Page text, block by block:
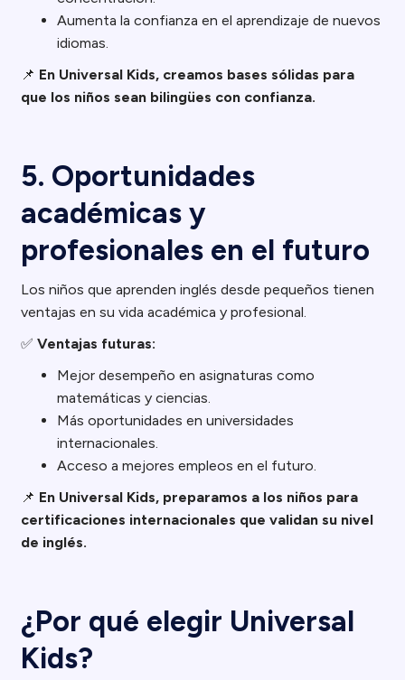
Aumenta la confianza en el aprendizaje de nuevos
idiomas.
📌 En Universal Kids, creamos bases sólidas para
que los niños sean bilingües con confianza.
5. Oportunidades
académicas y
profesionales en el futuro
Los niños que aprenden inglés desde pequeños tienen
ventajas en su vida académica y profesional.
✅Ventajas futuras:
Mejor desempeño en asignaturas como
matemáticas y ciencias.
Más oportunidades en universidades
internacionales.
Acceso a mejores empleos en el futuro.
📌 En Universal Kids, preparamos a los niños para
certificaciones internacionales que validan su nivel
de inglés.
¿Por qué elegir Universal
Kids?